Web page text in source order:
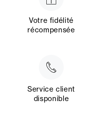
Votre fidélité
récompensée
Service client
disponible